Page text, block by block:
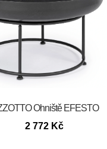
Ohniště EFESTO
2 772 Kč